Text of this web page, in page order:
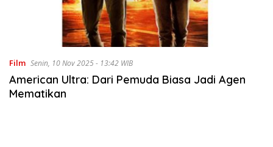
Film Senin, 10 Nov 2025 - 13:42 WIB
American Ultra: Dari Pemuda Biasa Jadi Agen
Mematikan